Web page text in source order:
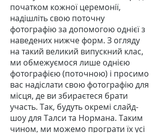
початком кожної церемонії,
надішліть свою поточну
фотографію за допомогою однієї з
наведених нижче форм. З огляду
на такий великий випускний клас,
ми обмежуємося лише однією
фотографією (поточною) і просимо
вас надіслати свою фотографію для
місця, де ви збираєтеся брати
участь. Так, будуть окремі слайд-
шоу для Талси та Нормана. Таким
чином, ми можемо програти їх усі